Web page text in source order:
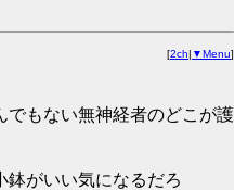
[2ch| ▼Menu]
でもない無神経者のどこが護
鉢がいい気になるだろ